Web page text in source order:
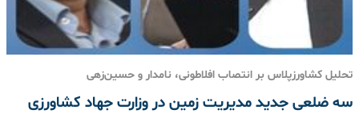
تحلیل کشاورزپلاس بر انتصاب افلاطونی، نامدار و حسین‌زهی
سه ‌ضلعی جدید مدیریت زمین در وزارت جهاد کشاورزی